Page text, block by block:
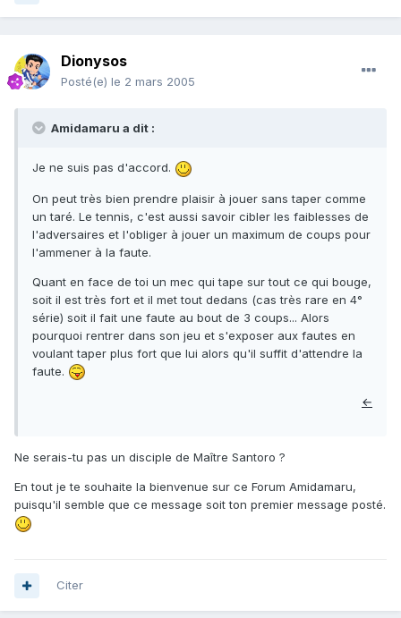
Dionysos
Posté(e) le 2 mars 2005
Amidamaru a dit :
Je ne suis pas d'accord.
On peut très bien prendre plaisir à jouer sans taper comme
un taré. Le tennis, c'est aussi savoir cibler les faiblesses de
l'adversaires et l'obliger à jouer un maximum de coups pour
l'ammener à la faute.
Quant en face de toi un mec qui tape sur tout ce qui bouge,
soit il est très fort et il met tout dedans (cas très rare en 4°
série) soit il fait une faute au bout de 3 coups... Alors
pourquoi rentrer dans son jeu et s'exposer aux fautes en
voulant taper plus fort que lui alors qu'il suffit d'attendre la
faute.
←
Ne serais-tu pas un disciple de Maître Santoro ?
En tout je te souhaite la bienvenue sur ce Forum Amidamaru,
puisqu'il semble que ce message soit ton premier message posté.
Citer